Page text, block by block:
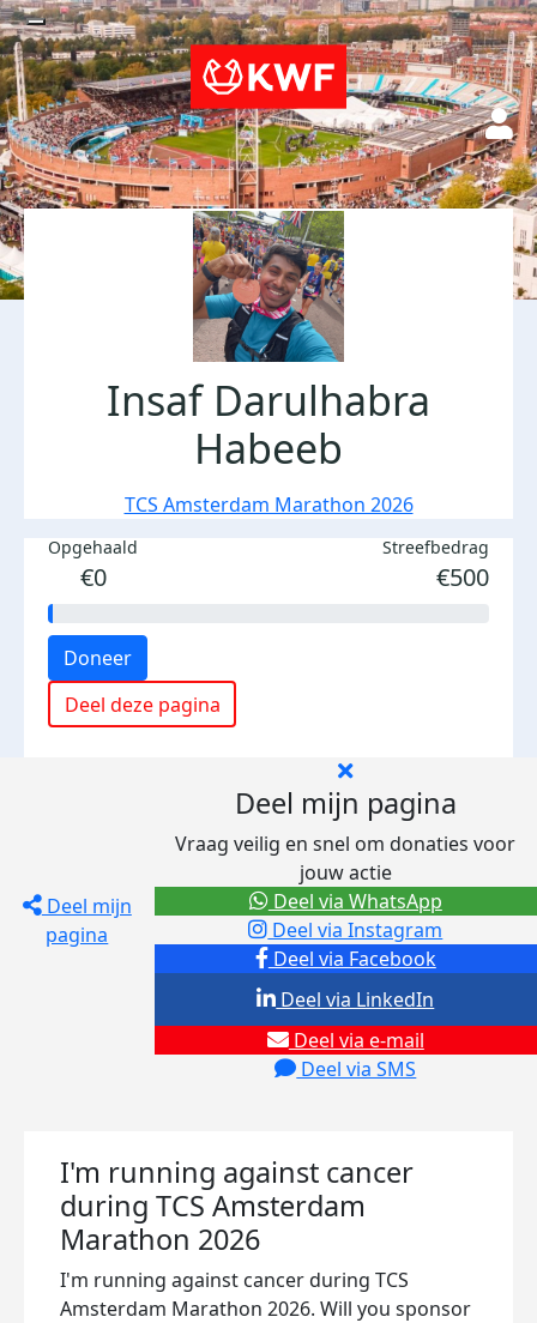
Insaf Darulhabra
Habeeb
TCS Amsterdam Marathon 2026
Opgehaald
€0
Streefbedrag
€500
Doneer
Deel deze pagina
Deel mijn
pagina
Deel mijn pagina
Vraag veilig en snel om donaties voor
jouw actie
Deel via Facebook
Deel via Instagram
Deel via e-mail
Deel via SMS
Deel via LinkedIn
Deel via WhatsApp
I'm running against cancer
during TCS Amsterdam
Marathon 2026
I'm running against cancer during TCS
Amsterdam Marathon 2026. Will you sponsor